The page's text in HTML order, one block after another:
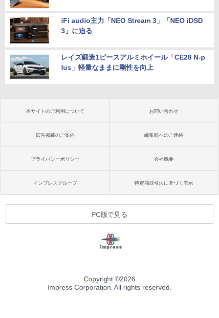
iFi audio主力「NEO Stream 3」「NEO iDSD
3」に迫る
レイズ鍛造1ピースアルミホイール「CE28 N-p
lus」軽量なままに剛性を向上
本サイトのご利用について お問い合わせ
広告掲載のご案内 編集部へのご連絡
プライバシーポリシー 会社概要
インプレスグループ 特定商取引法に基づく表示
PC版で見る
Copyright ©2026
Impress Corporation. All rights reserved.